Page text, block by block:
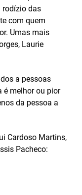
rodízio das
com quem
Umas mais
Laurie
a pessoas
é melhor ou pior
da pessoa a
Cardoso Martins,
Pacheco: